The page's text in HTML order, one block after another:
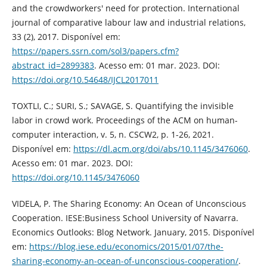
and the crowdworkers' need for protection. International
journal of comparative labour law and industrial relations,
33 (2), 2017. Disponível em:
https://papers.ssrn.com/sol3/papers.cfm?
abstract_id=2899383. Acesso em: 01 mar. 2023. DOI:
https://doi.org/10.54648/IJCL2017011
TOXTLI, C.; SURI, S.; SAVAGE, S. Quantifying the invisible
labor in crowd work. Proceedings of the ACM on human-
computer interaction, v. 5, n. CSCW2, p. 1-26, 2021.
Disponível em: https://dl.acm.org/doi/abs/10.1145/3476060.
Acesso em: 01 mar. 2023. DOI:
https://doi.org/10.1145/3476060
VIDELA, P. The Sharing Economy: An Ocean of Unconscious
Cooperation. IESE:Business School University of Navarra.
Economics Outlooks: Blog Network. January, 2015. Disponível
em: https://blog.iese.edu/economics/2015/01/07/the-
sharing-economy-an-ocean-of-unconscious-cooperation/.